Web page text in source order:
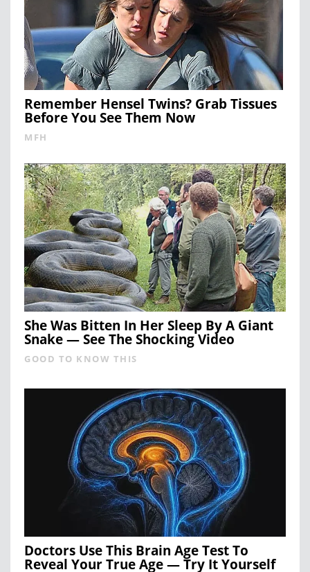
Remember Hensel Twins? Grab Tissues
Before You See Them Now
MFH
She Was Bitten In Her Sleep By A Giant
Snake — See The Shocking Video
GOOD TO KNOW THIS
Doctors Use This Brain Age Test To
Reveal Your True Age — Try It Yourself